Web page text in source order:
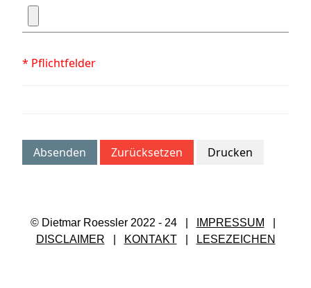
* Pflichtfelder
Absenden Zurücksetzen Drucken
© Dietmar Roessler 2022 - 24 | IMPRESSUM
DISCLAIMER
KONTAKT LESEZEICHEN